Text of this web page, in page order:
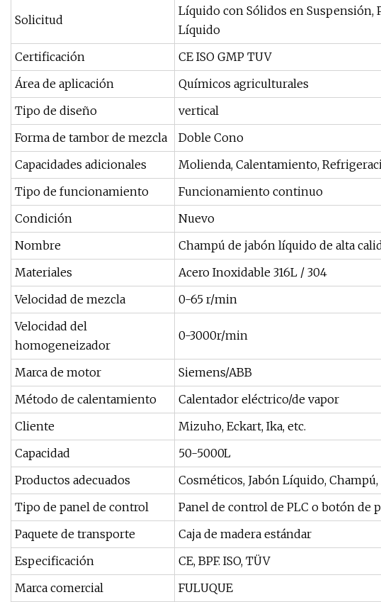
Solicitud
Líquido con Sólidos en Suspensión,
Líquido
Certificación
CE ISO GMP TUV
Área de aplicación
Químicos agriculturales
Tipo de diseño
vertical
Forma de tambor de mezcla
Doble Cono
Capacidades adicionales
Molienda, Calentamiento,
Tipo de funcionamiento
Funcionamiento continuo
Condición
Nuevo
Nombre
Champú de jabón líquido de alta
Materiales
Acero Inoxidable 316L / 304
Velocidad de mezcla
0-65 r/min
Velocidad del
homogeneizador
0-3000r/min
Marca de motor
Siemens/ABB
Método de calentamiento
Calentador eléctrico/de vapor
Cliente
Mizuho, ​​Eckart, Ika, etc.
Capacidad
50-5000L
Productos adecuados
Cosméticos, Jabón Líquido,
Tipo de panel de control
Panel de control de PLC o botón de
Paquete de transporte
Caja de madera estándar
Especificación
CE, BPF. ISO, TÜV
Marca comercial
FULUQUE